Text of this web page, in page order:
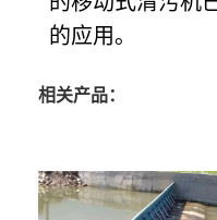
的应用。
相关产品：